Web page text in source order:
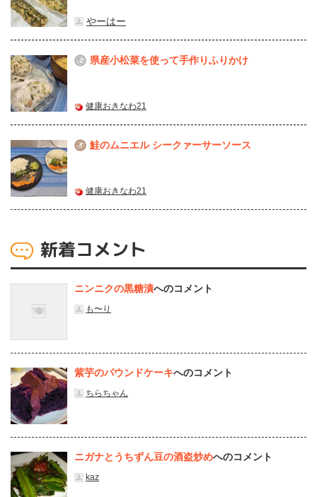
やーはー
2 県産⼩松菜を使って⼿作りふりかけ
健康おきなわ21
3 鮭のムニエル シークァーサーソース
健康おきなわ21
新着コメント
ニンニクの黒糖漬へのコメント
も〜り
紫芋のパウンドケーキへのコメント
ちらちゃん
ニガナとうちずん豆の酒盗炒めへのコメント
kaz